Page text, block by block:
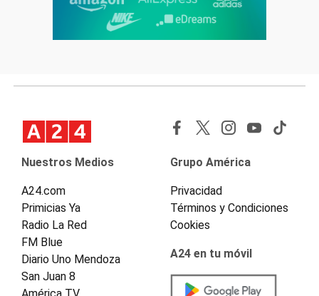
Nuestros Medios
A24.com
Primicias Ya
Radio La Red
FM Blue
Diario Uno Mendoza
San Juan 8
América TV
Grupo América
Privacidad
Términos y Condiciones
Cookies
A24 en tu móvil